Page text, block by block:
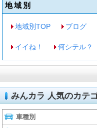
地域別
地域別TOP ブログ
イイね！ 何シテル？
みんカラ 人気のカテ
車種別